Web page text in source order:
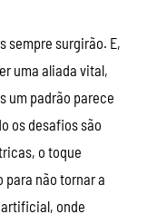
sempre surgirão. E,
uma aliada vital,
um padrão parece
os desafios são
o toque
para não tornar a
onde